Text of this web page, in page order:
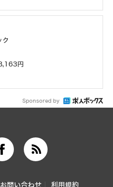
ク
円
Sponsored by
お問い合わせ 利用規約